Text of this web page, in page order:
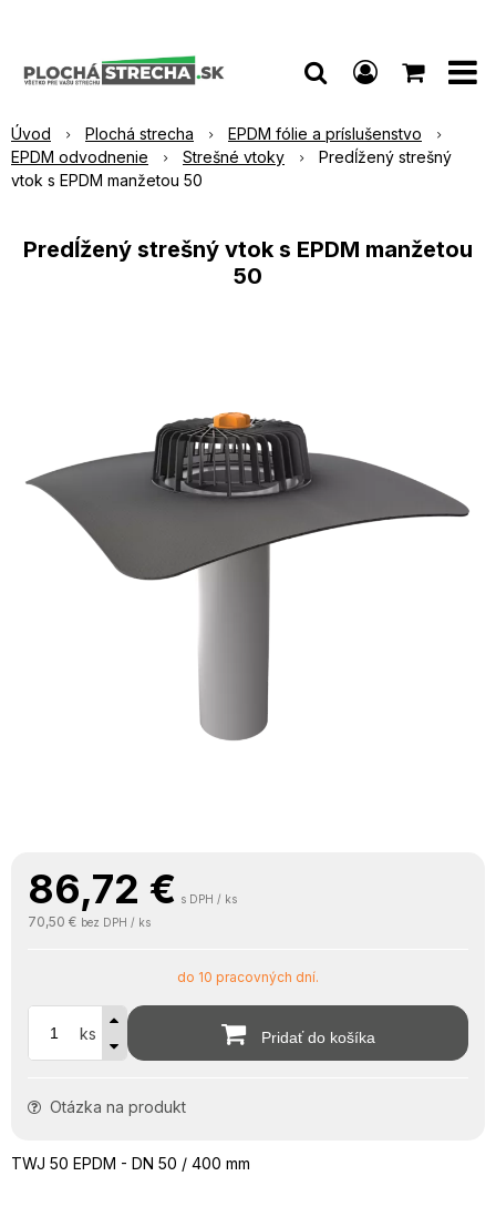
Úvod Plochá strecha
EPDM fólie a príslušenstvo
EPDM odvodnenie
Strešné vtoky
Predĺžený strešný
vtok s EPDM manžetou 50
Predĺžený strešný vtok s EPDM manžetou
50
86,72 € s DPH / ks
70,50 € bez DPH / ks
do 10 pracovných dní.
ks Pridať do košíka
Otázka na produkt
TWJ 50 EPDM - DN 50 / 400 mm